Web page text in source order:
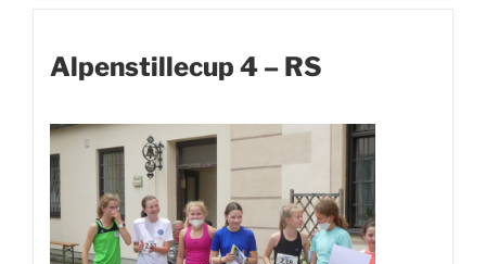
Alpenstillecup 4 – RS